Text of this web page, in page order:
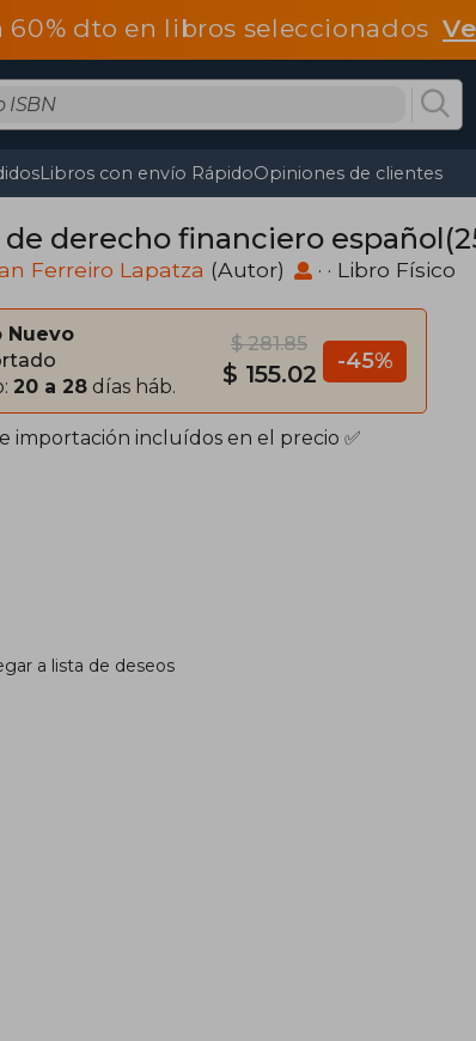
60% dto en libros seleccionados
Libros con envío RápidoOpiniones de clientes
de derecho financiero
Ferreiro Lapatza (Autor) · · Libro Físico
Nuevo
20 a 28 días háb.
$ 281.85
$ 155.02 -45%
importación incluídos en el precio ✅
a lista de deseos